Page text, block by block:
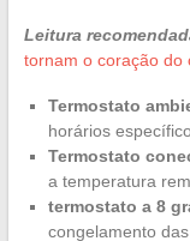
Leitura
tornam o coração do
Termostato
horários
Termostato
a temperatura
termostato a 8
congelamento